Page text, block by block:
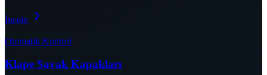
İncele
Otomatik Kontrol
Klape Savak Kapakları